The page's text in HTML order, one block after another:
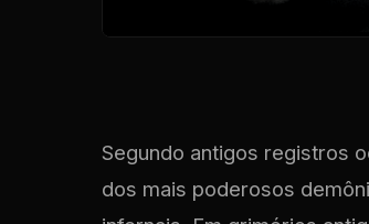
Segundo antigos registros
dos mais poderosos